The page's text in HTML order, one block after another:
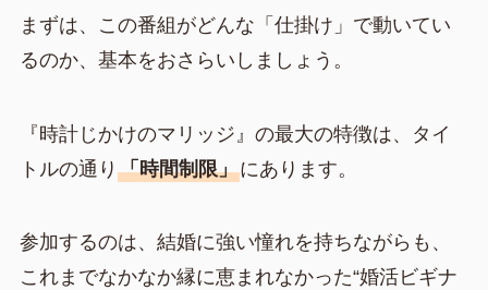
まずは、この番組がどんな「仕掛け」で動いてい
るのか、基本をおさらいしましょう。
『時計じかけのマリッジ』の最大の特徴は、タイ
トルの通り 「時間制限」にあります。
参加するのは、結婚に強い憧れを持ちながらも、
これまでなかなか縁に恵まれなかった“婚活ビギナ